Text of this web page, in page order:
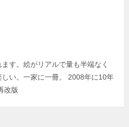
す。絵がリアルで量も半端なく
い。一家に一冊。 2008年に10年
改版